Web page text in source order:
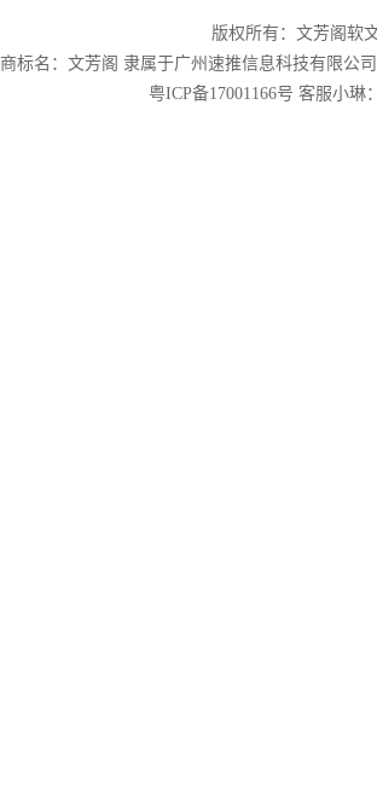
版权所有：文芳阁软
商标名：文芳阁 隶属于广州速推信息科技有限公
粤ICP备17001166号 客服小琳